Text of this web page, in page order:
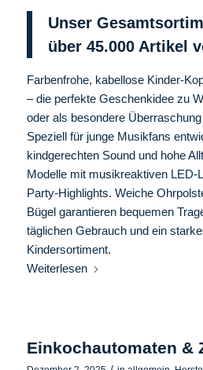
Unser
über 45.000 Artikel
Farbenfrohe, kabellose Kinder-
– die perfekte Geschenkidee zu
oder als besondere
Speziell für junge Musikfans
kindgerechten Sound und hohe
Modelle mit musikreaktiven LED-
Party-Highlights. Weiche
Bügel garantieren bequemen
täglichen Gebrauch und ein
Kindersortiment.
Weiterlesen
Einkochautomaten &